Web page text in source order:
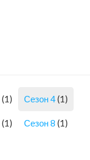
(1) Сезон 4(1)
(1) Сезон 8 (1)